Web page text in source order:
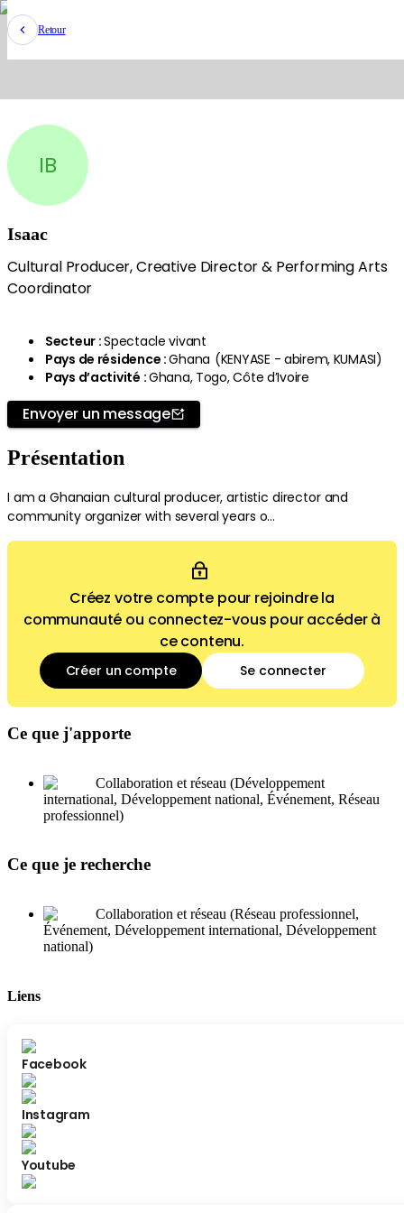
Retour
IB
Isaac
Cultural Producer, Creative Director & Performing Arts
Coordinator
Secteur :Spectacle vivant
Pays de résidence :Ghana (KENYASE - abirem, KUMASI)
Pays d’activité :Ghana, Togo, Côte d’Ivoire
Envoyer un message
Présentation
I am a Ghanaian cultural producer, artistic director and
community organizer with several years o...
Créez votre compte pour rejoindre la
communauté ou connectez-vous pour accéder à
ce contenu.
Créer un compte Se connecter
Ce que j'apporte
Collaboration et réseau (Développement
international, Développement national, Événement, Réseau
professionnel)
Ce que je recherche
Collaboration et réseau (Réseau professionnel,
Événement, Développement international, Développement
national)
Liens
Facebook
Instagram
Youtube